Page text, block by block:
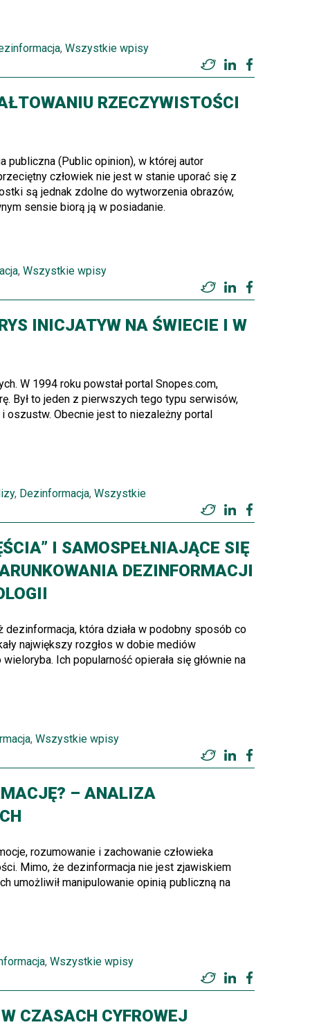
, Wszystkie wpisy
TwitterLinkedIn
RZECZYWISTOŚCI
publiczna (Public opinion), w której autor
człowiek nie jest w stanie uporać się z
są jednak zdolne do wytworzenia obrazów,
sensie biorą ją w posiadanie.
, Wszystkie wpisy
TwitterLinkedIn
INICJATYW NA ŚWIECIE I W
W 1994 roku powstał portal Snopes.com,
Był to jeden z pierwszych tego typu serwisów,
oszustw. Obecnie jest to niezależny portal
, Dezinformacja, Wszystkie
TwitterLinkedIn
I SAMOSPEŁNIAJĄCE SIĘ
DEZINFORMACJI
która działa w podobny sposób co
największy rozgłos w dobie mediów
Ich popularność opierała się głównie na
, Wszystkie wpisy
TwitterLinkedIn
– ANALIZA
rozumowanie i zachowanie człowieka
Mimo, że dezinformacja nie jest zjawiskiem
umożliwił manipulowanie opinią publiczną na
, Wszystkie wpisy
TwitterLinkedIn
CZASACH CYFROWEJ